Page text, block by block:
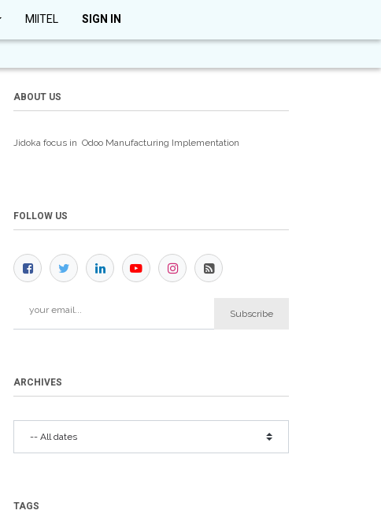
MIITEL SIGN IN
ABOUT US
Jidoka focus in Odoo Manufacturing Implementation
FOLLOW US
Subscribe
ARCHIVES
TAGS